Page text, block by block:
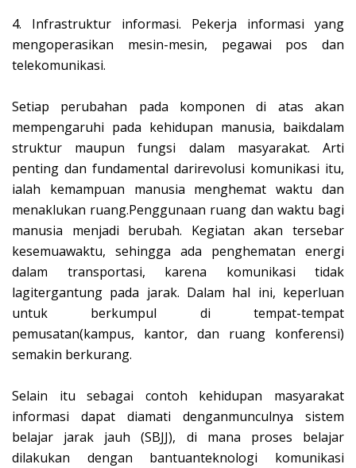
4.
Infrastruktur informasi. Pekerja informasi yang
mengoperasikan mesin-mesin, pegawai pos dan
telekomunikasi.
Setiap perubahan pada komponen di atas akan
mempengaruhi pada kehidupan manusia, baikdalam
struktur maupun fungsi dalam masyarakat. Arti
penting dan fundamental darirevolusi komunikasi itu,
ialah kemampuan manusia menghemat waktu dan
menaklukan ruang.Penggunaan ruang dan waktu bagi
manusia menjadi berubah. Kegiatan akan tersebar
kesemuawaktu, sehingga ada penghematan energi
dalam transportasi, karena komunikasi tidak
lagitergantung pada jarak. Dalam hal ini, keperluan
untuk berkumpul di tempat-tempat
pemusatan(kampus, kantor, dan ruang konferensi)
semakin berkurang.
Selain itu sebagai contoh kehidupan masyarakat
informasi dapat diamati denganmunculnya sistem
belajar jarak jauh (SBJJ), di mana proses belajar
dilakukan dengan bantuanteknologi komunikasi